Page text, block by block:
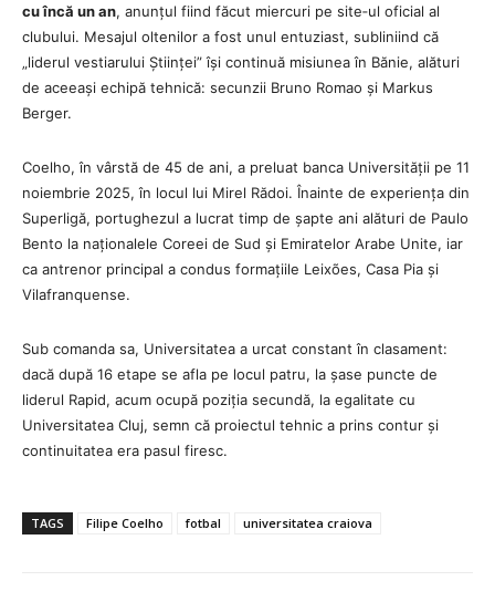
cu încă un an, anunțul fiind făcut miercuri pe site‑ul oficial al
clubului. Mesajul oltenilor a fost unul entuziast, subliniind că
„liderul vestiarului Științei” își continuă misiunea în Bănie, alături
de aceeași echipă tehnică: secunzii Bruno Romao și Markus
Berger.
Coelho, în vârstă de 45 de ani, a preluat banca Universității pe 11
noiembrie 2025, în locul lui Mirel Rădoi. Înainte de experiența din
Superligă, portughezul a lucrat timp de șapte ani alături de Paulo
Bento la naționalele Coreei de Sud și Emiratelor Arabe Unite, iar
ca antrenor principal a condus formațiile Leixões, Casa Pia și
Vilafranquense.
Sub comanda sa, Universitatea a urcat constant în clasament:
dacă după 16 etape se afla pe locul patru, la șase puncte de
liderul Rapid, acum ocupă poziția secundă, la egalitate cu
Universitatea Cluj, semn că proiectul tehnic a prins contur și
continuitatea era pasul firesc.
TAGS Filipe Coelho fotbal universitatea craiova